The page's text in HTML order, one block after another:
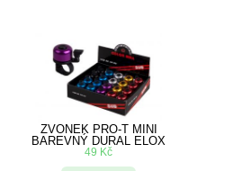
ZVONEK PRO-T MINI
BAREVNÝ DURAL ELOX
49 Kč